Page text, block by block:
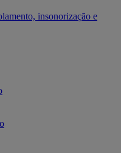
insonorização e